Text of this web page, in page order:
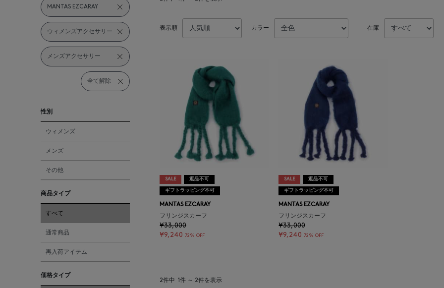
MANTAS EZCARAY
ウィメンズアクセサリー
メンズアクセサリー
全て解除
性別
ウィメンズ
メンズ
その他
商品タイプ
すべて
通常商品
再入荷アイテム
価格タイプ
表示順 カラー 在庫
SALE 返品不可
ギフトラッピング不可
MANTAS EZCARAY
フリンジスカーフ
¥33,000
¥9,240 72% OFF
SALE 返品不可
ギフトラッピング不可
MANTAS EZCARAY
フリンジスカーフ
¥33,000
¥9,240 72% OFF
2件中 1件 ～ 2件を表示